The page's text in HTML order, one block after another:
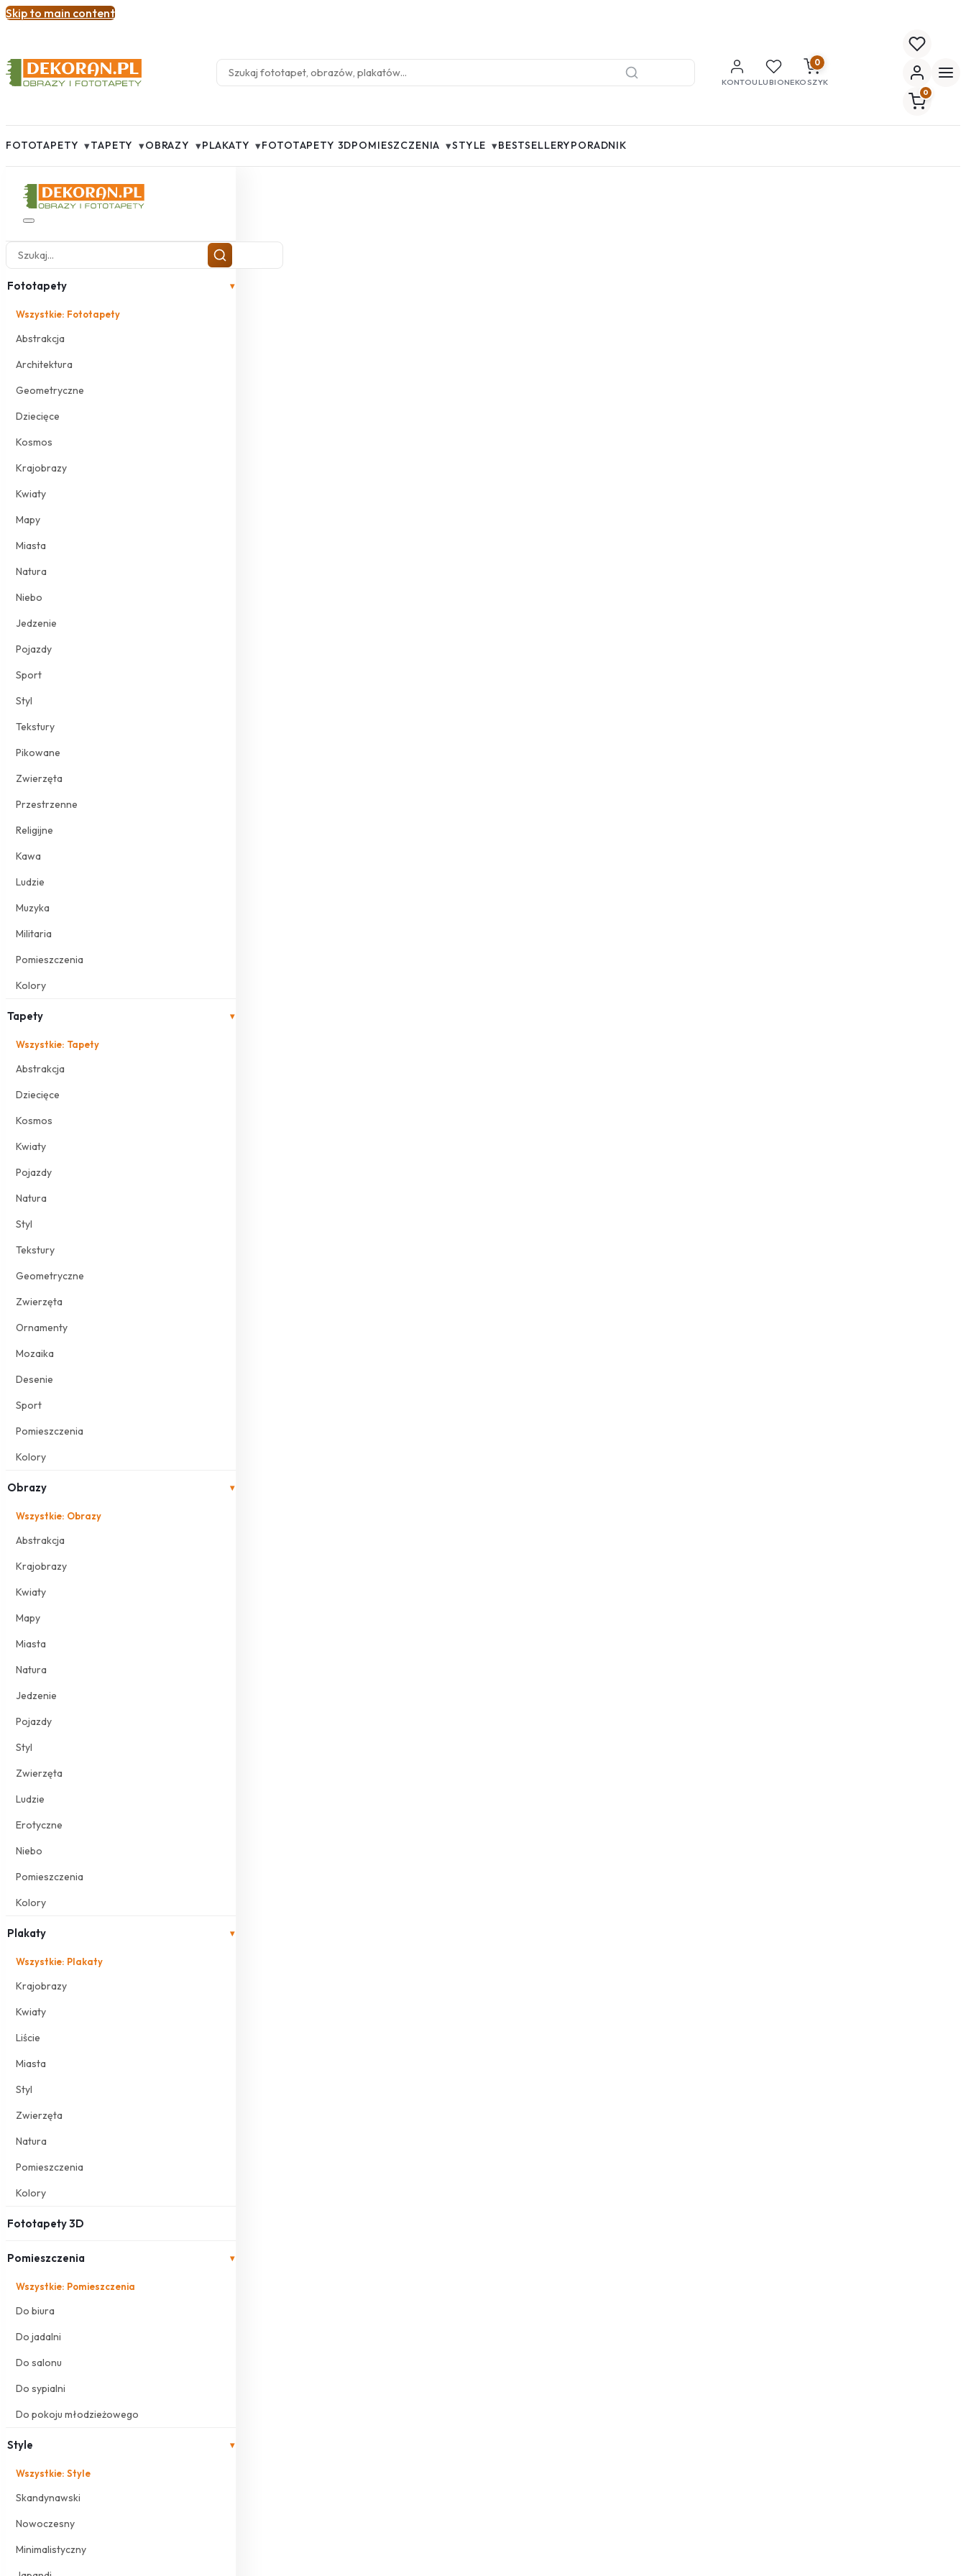
Skip to main content
KONTOULUBIONE
0
KOSZYK
0
FOTOTAPETY ▾TAPETY ▾OBRAZY ▾PLAKATY ▾FOTOTAPETY 3DPOMIESZCZENIA ▾STYLE ▾BESTSELLERYPORADNIK
Fototapety ▾
Wszystkie: Fototapety
Abstrakcja
Architektura
Geometryczne
Dziecięce
Kosmos
Krajobrazy
Kwiaty
Mapy
Miasta
Natura
Niebo
Jedzenie
Pojazdy
Sport
Styl
Tekstury
Pikowane
Zwierzęta
Przestrzenne
Religijne
Kawa
Ludzie
Muzyka
Militaria
Pomieszczenia
Kolory
Tapety ▾
Wszystkie: Tapety
Abstrakcja
Dziecięce
Kosmos
Kwiaty
Pojazdy
Natura
Styl
Tekstury
Geometryczne
Zwierzęta
Ornamenty
Mozaika
Desenie
Sport
Pomieszczenia
Kolory
Obrazy ▾
Wszystkie: Obrazy
Abstrakcja
Krajobrazy
Kwiaty
Mapy
Miasta
Natura
Jedzenie
Pojazdy
Styl
Zwierzęta
Ludzie
Erotyczne
Niebo
Pomieszczenia
Kolory
Plakaty ▾
Wszystkie: Plakaty
Krajobrazy
Kwiaty
Liście
Miasta
Styl
Zwierzęta
Natura
Pomieszczenia
Kolory
Fototapety 3D
Pomieszczenia ▾
Wszystkie: Pomieszczenia
Do biura
Do jadalni
Do salonu
Do sypialni
Do pokoju młodzieżowego
Style ▾
Wszystkie: Style
Skandynawski
Nowoczesny
Minimalistyczny